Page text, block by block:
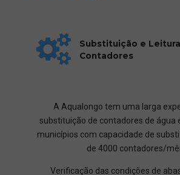
Substituição e
Contadores
A Aqualongo tem uma larga
substituição de contadores de água
municípios com capacidade de
de 4000 contadores/
Verificação das condições de